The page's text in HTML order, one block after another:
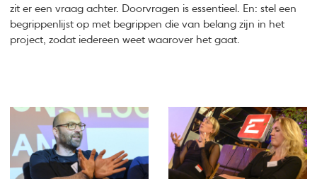
zit er een vraag achter. Doorvragen is essentieel. En: stel een
begrippenlijst op met begrippen die van belang zijn in het
project, zodat iedereen weet waarover het gaat.